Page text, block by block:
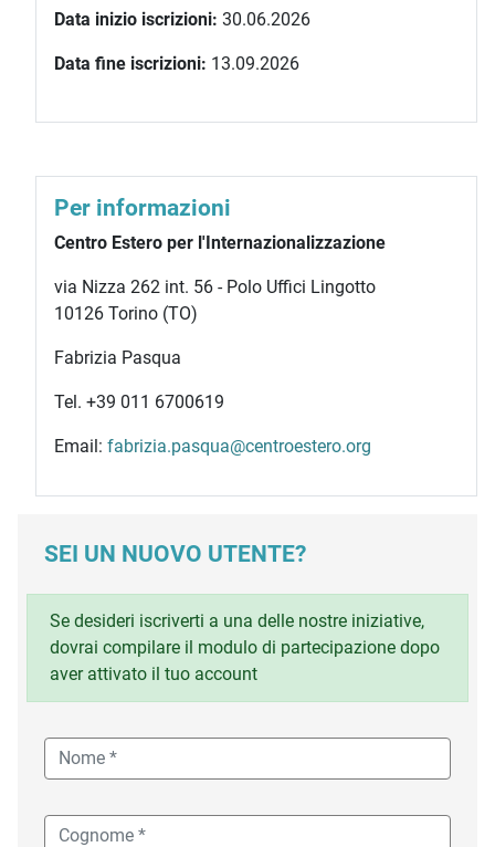
Data inizio iscrizioni: 30.06.2026
Data fine iscrizioni: 13.09.2026
Per informazioni
Centro Estero per l'Internazionalizzazione
via Nizza 262 int. 56 - Polo Uffici Lingotto
10126 Torino (TO)
Fabrizia Pasqua
Tel. +39 011 6700619
Email: fabrizia.pasqua@centroestero.org
SEI UN NUOVO UTENTE?
Se desideri iscriverti a una delle nostre iniziative,
dovrai compilare il modulo di partecipazione dopo
aver attivato il tuo account